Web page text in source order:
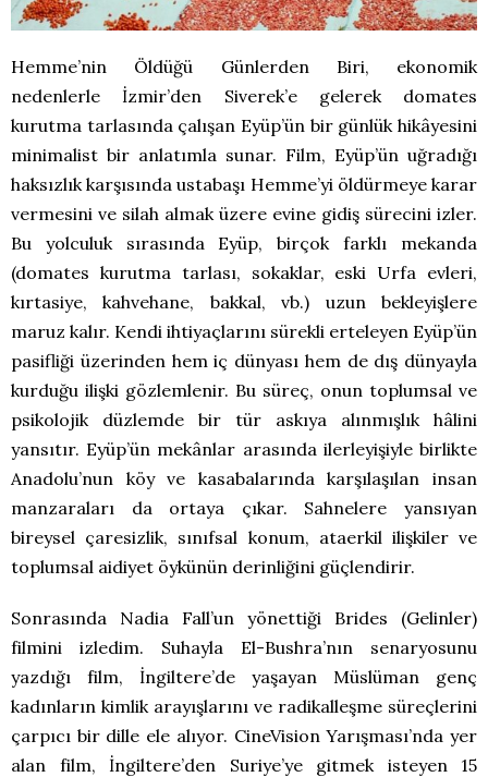
Hemme’nin Öldüğü Günlerden Biri, ekonomik
nedenlerle İzmir’den Siverek’e gelerek domates
kurutma tarlasında çalışan Eyüp’ün bir günlük hikâyesini
minimalist bir anlatımla sunar. Film, Eyüp’ün uğradığı
haksızlık karşısında ustabaşı Hemme’yi öldürmeye karar
vermesini ve silah almak üzere evine gidiş sürecini izler.
Bu yolculuk sırasında Eyüp, birçok farklı mekanda
(domates kurutma tarlası, sokaklar, eski Urfa evleri,
kırtasiye, kahvehane, bakkal, vb.) uzun bekleyişlere
maruz kalır. Kendi ihtiyaçlarını sürekli erteleyen Eyüp’ün
pasifliği üzerinden hem iç dünyası hem de dış dünyayla
kurduğu ilişki gözlemlenir. Bu süreç, onun toplumsal ve
psikolojik düzlemde bir tür askıya alınmışlık hâlini
yansıtır. Eyüp’ün mekânlar arasında ilerleyişiyle birlikte
Anadolu’nun köy ve kasabalarında karşılaşılan insan
manzaraları da ortaya çıkar. Sahnelere yansıyan
bireysel çaresizlik, sınıfsal konum, ataerkil ilişkiler ve
toplumsal aidiyet öykünün derinliğini güçlendirir.
Sonrasında Nadia Fall’un yönettiği Brides (Gelinler)
filmini izledim. Suhayla El-Bushra’nın senaryosunu
yazdığı film, İngiltere’de yaşayan Müslüman genç
kadınların kimlik arayışlarını ve radikalleşme süreçlerini
çarpıcı bir dille ele alıyor. CineVision Yarışması’nda yer
alan film, İngiltere’den Suriye’ye gitmek isteyen 15